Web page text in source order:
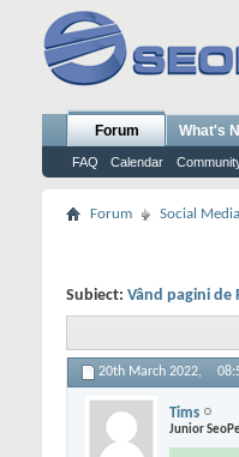
Forum
FAQ Calendar
What's
Forum Social Media
Subiect: Vând pagini de
20th March 2022,
Tims
Junior